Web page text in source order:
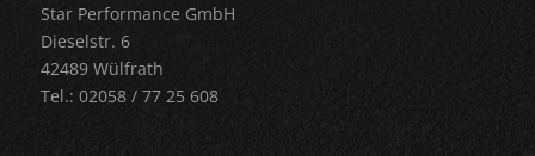
Star Performance GmbH
Dieselstr. 6
42489 Wülfrath
Tel.: 02058 / 77 25 608